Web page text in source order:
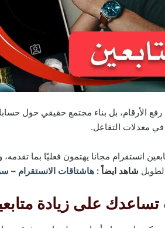
الأرقام، بل بناء مجتمع حقيقي حول
في معدلات التفاعل.
انستقرام مجانا يهتمون فعليًا بما
شاهد ايضاً : هاشتاقات الانستقرام –
على زيادة